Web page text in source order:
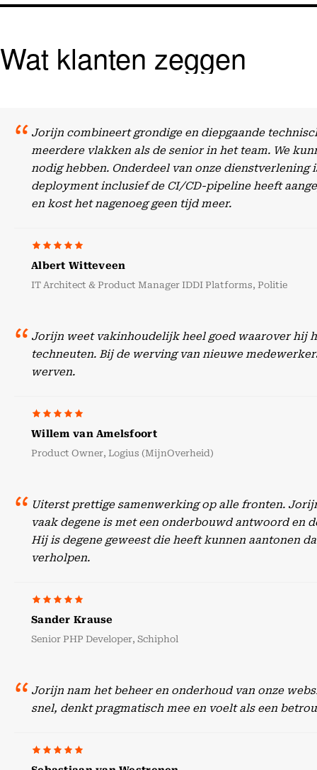
Wat klanten zeggen
Jorijn combineert grondige en diepgaande
meerdere vlakken als de senior in het team. We
nodig hebben. Onderdeel van onze
deployment inclusief de CI/CD-pipeline heeft
en kost het nagenoeg geen tijd meer.
Albert Witteveen
IT Architect & Product Manager IDDI Platforms, Politie
Jorijn weet vakinhoudelijk heel goed waarover hij
techneuten. Bij de werving van nieuwe
werven.
Willem van Amelsfoort
Product Owner, Logius (MijnOverheid)
Uiterst prettige samenwerking op alle fronten.
vaak degene is met een onderbouwd antwoord en
Hij is degene geweest die heeft kunnen aantonen
verholpen.
Sander Krause
Senior PHP Developer, Schiphol
Jorijn nam het beheer en onderhoud van onze
snel, denkt pragmatisch mee en voelt als een